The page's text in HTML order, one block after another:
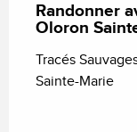
Randonner
Oloron
Tracés
Sainte-Marie